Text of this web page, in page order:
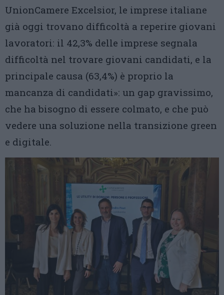
UnionCamere Excelsior, le imprese italiane
già oggi trovano difficoltà a reperire giovani
lavoratori: il 42,3% delle imprese segnala
difficoltà nel trovare giovani candidati, e la
principale causa (63,4%) è proprio la
mancanza di candidati»: un gap gravissimo,
che ha bisogno di essere colmato, e che può
vedere una soluzione nella transizione green
e digitale.